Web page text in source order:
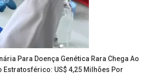
Para Doença Genética Rara Chega Ao
Estratosférico: US$ 4,25 Milhões Por